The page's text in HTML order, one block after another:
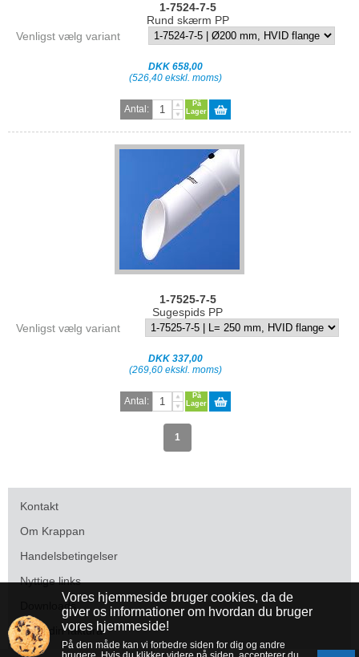
1-7524-7-5
Rund skærm PP
Venligst vælg variant
DKK 658,00
(526,40 ekskl. moms)
Antal:
På
Lager
1-7525-7-5
Sugespids PP
Venligst vælg variant
DKK 337,00
(269,60 ekskl. moms)
Antal:
På
Lager
1
Kontakt
Om Krappan
Handelsbetingelser
Nyttige links
Downloads
Betal din faktura
Vores hjemmeside bruger cookies, da de
giver os informationer om hvordan du bruger
vores hjemmeside!
På den måde kan vi forbedre siden for dig og andre